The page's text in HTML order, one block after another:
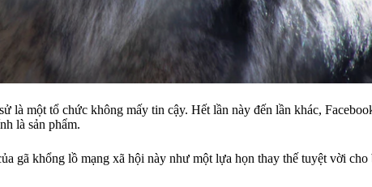
là một tổ chức không mấy tin cậy. Hết lần này đến lần khác,
là sản phẩm.
gã khổng lồ mạng xã hội này như một lựa họn thay thế tuyệt vời